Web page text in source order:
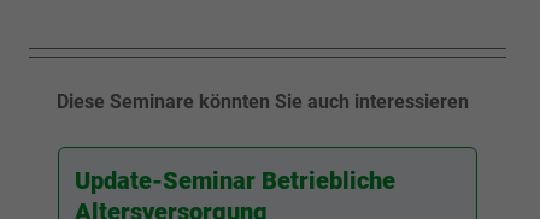
Diese Seminare könnten Sie auch interessieren
Update-Seminar Betriebliche
Altersversorgung